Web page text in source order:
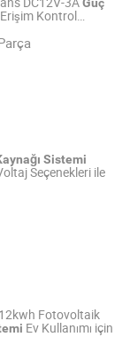
Güç
Kontrol
Sistemi
Seçenekleri ile
Co., Ltd.
Fotovoltaik
Ev Kullanımı için